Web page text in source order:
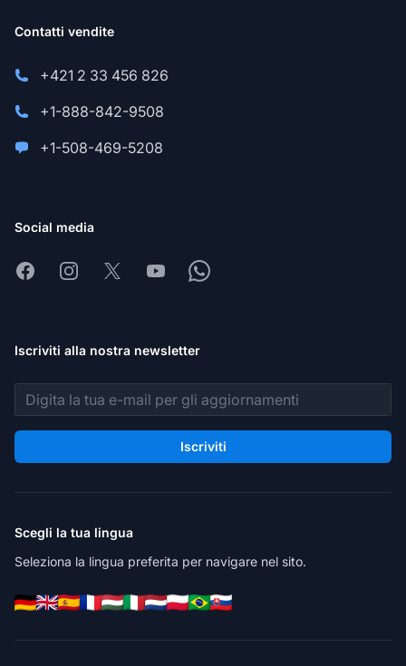
Contatti vendite
+421 2 33 456 826
+1-888-842-9508
+1-508-469-5208
Social media
FacebookInstagram
X YoutubeWhatsapp
Iscriviti alla nostra newsletter
Indirizzo email
Iscriviti
Scegli la tua lingua
Seleziona la lingua preferita per navigare nel sito.